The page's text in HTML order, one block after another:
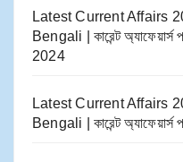
Latest Current Affairs
Bengali | কারেন্ট
2024
Latest Current Affairs
Bengali | কারেন্ট